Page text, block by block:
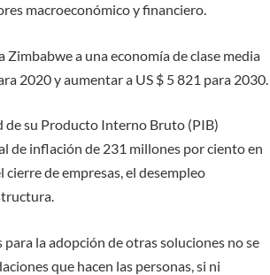
macroeconómico y financiero.
a una economía de clase media
2020 y aumentar a US $ 5 821 para 2030.
de su Producto Interno Bruto (PIB)
de inflación de 231 millones por ciento en
de empresas, el desempleo
la adopción de otras soluciones no se
que hacen las personas, si ni